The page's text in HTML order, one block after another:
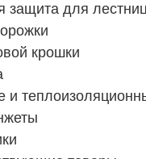
защита для
крошки
и